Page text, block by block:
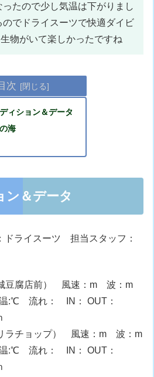
たので少し気温は下がりまし
でドライスーツで快適ダイビ
物がいて楽しかったですね
次
ィション＆データ
海
ン＆データ
ライスーツ 担当スタッフ：
豆腐店前） 風速：m 波：m
:℃ 流れ： IN： OUT：
ラチョップ） 風速：m 波：m
:℃ 流れ： IN： OUT：